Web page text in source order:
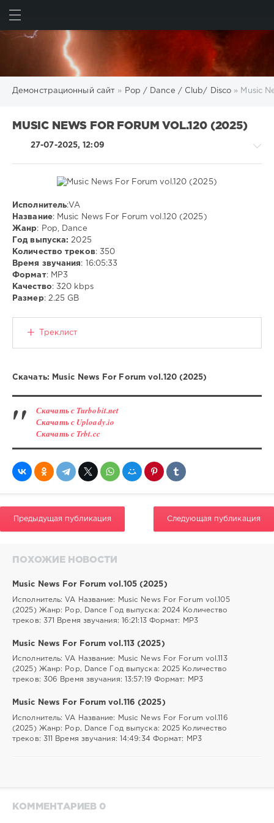
Демонстрационный сайт » Pop / Dance / Club/ Disco » Music
MUSIC NEWS FOR FORUM VOL.120 (2025)
27-07-2025, 12:09
Disco
ivashka
740
0
Исполнитель:VA
Название: Music News For Forum vol.120 (2025)
Жанр: Pop, Dance
Год выпуска: 2025
Количество треков: 350
Время звучания: 16:05:33
Формат: MP3
Качество: 320 kbps
Размер: 2.25 GB
Треклист
Скачать: Music News For Forum vol.120 (2025)
Скачать с Turbobit.net
Скачать с Uploady.io
Скачать с Trbt.cc
Предыдущая публикация Следующая публикация
ПОХОЖИЕ НОВОСТИ
Music News For Forum vol.105 (2025)
Исполнитель: VA Название: Music News For Forum vol.105
(2025) Жанр: Pop, Dance Год выпуска: 2024 Количество
треков: 371 Время звучания: 16:21:13 Формат: MP3
Music News For Forum vol.113 (2025)
Исполнитель: VA Название: Music News For Forum vol.113
(2025) Жанр: Pop, Dance Год выпуска: 2025 Количество
треков: 306 Время звучания: 13:57:19 Формат: MP3
Music News For Forum vol.116 (2025)
Исполнитель: VA Название: Music News For Forum vol.116
(2025) Жанр: Pop, Dance Год выпуска: 2025 Количество
треков: 311 Время звучания: 14:49:34 Формат: MP3
КОММЕНТАРИЕВ 0